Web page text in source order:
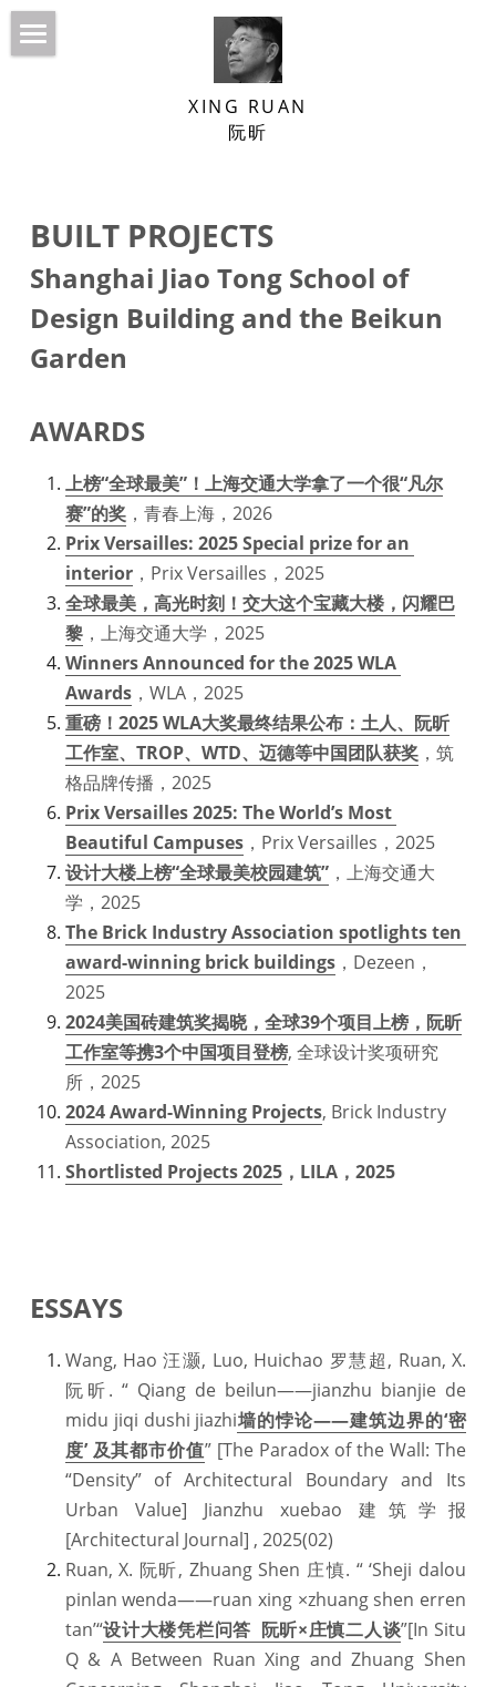
XING RUAN
阮昕
Venice Biennale
Confucius’ Courtyard
BOOKS
ESSAYS
LECTURES/INTERVIEWS
SJTU School of Design Building
Beikun Garden
CURATORIAL PRACTICE
CONTACT
提供技术支持
BUILT PROJECTS
Shanghai Jiao Tong School of
Design Building and the Beikun
Garden
AWARDS
上榜“全球最美”！上海交通大学拿了一个很“凡尔
赛”的奖，青春上海，2026
Prix Versailles: 2025 Special prize for an
interior，Prix Versailles，2025
全球最美，高光时刻！交大这个宝藏大楼，闪耀巴
黎，上海交通大学，2025
Winners Announced for the 2025 WLA
Awards，WLA，2025
重磅！2025 WLA大奖最终结果公布：土人、阮昕
工作室、TROP、WTD、迈德等中国团队获奖，筑
格品牌传播，2025
Prix Versailles 2025: The World’s Most
Beautiful Campuses，Prix Versailles，2025
设计大楼上榜“全球最美校园建筑”，上海交通大
学，2025
The Brick Industry Association spotlights ten
award-winning brick buildings，Dezeen，
2025
2024美国砖建筑奖揭晓，全球39个项目上榜，阮昕
工作室等携3个中国项目登榜, 全球设计奖项研究
所，2025
2024 Award-Winning Projects, Brick Industry
Association, 2025
Shortlisted Projects 2025，LILA，2025
ESSAYS
Wang, Hao 汪灏, Luo, Huichao 罗慧超, Ruan, X.
阮昕. “ Qiang de beilun——jianzhu bianjie de
midu jiqi dushi jiazhi墙的悖论——建筑边界的‘密
度’ 及其都市价值” [The Paradox of the Wall: The
“Density” of Architectural Boundary and Its
Urban Value] Jianzhu xuebao 建筑学报
[Architectural Journal] , 2025(02)
Ruan, X. 阮昕, Zhuang Shen 庄慎. “ ‘Sheji dalou
pinlan wenda——ruan xing ×zhuang shen erren
tan’“设计大楼凭栏问答 阮昕×庄慎二人谈”[In Situ
Q & A Between Ruan Xing and Zhuang Shen